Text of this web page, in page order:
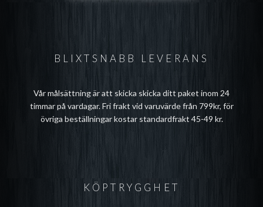
BLIXTSNABB LEVERANS
Vår målsättning är att skicka skicka ditt paket inom 24
timmar på vardagar. Fri frakt vid varuvärde från 799kr, för
övriga beställningar kostar standardfrakt 45-49 kr.
KÖPTRYGGHET